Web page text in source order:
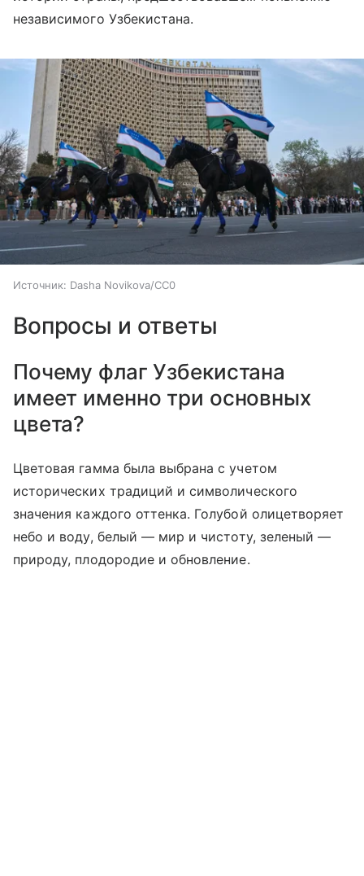
независимого Узбекистана.
Источник: Dasha Novikova/CC0
Вопросы и ответы
Почему флаг Узбекистана
имеет именно три основных
цвета?
Цветовая гамма была выбрана с учетом
исторических традиций и символического
значения каждого оттенка. Голубой олицетворяет
небо и воду, белый — мир и чистоту, зеленый —
природу, плодородие и обновление.